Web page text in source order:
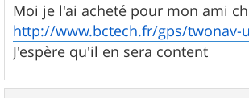
s
s
a
g
e
Moi je l'ai acheté pour mon ami
http://www.bctech.fr/gps/twonav-
J'espère qu'il en sera content